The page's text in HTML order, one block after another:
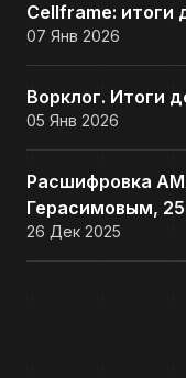
Cellframe: итоги
07 Янв 2026
Ворклог. Итоги
05 Янв 2026
Расшифровка
Герасимовым,
26 Дек 2025